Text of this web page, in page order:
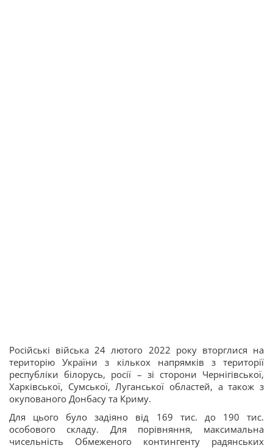
Російські війська 24 лютого 2022 року вторглися на
територію України з кількох напрямків з території
республіки білорусь, росії – зі сторони Чернігівської,
Харківської, Сумської, Луганської областей, а також з
окупованого Донбасу та Криму.
Для цього було задіяно від 169 тис. до 190 тис.
особового складу. Для порівняння, максимальна
чисельність Обмеженого контингенту радянських